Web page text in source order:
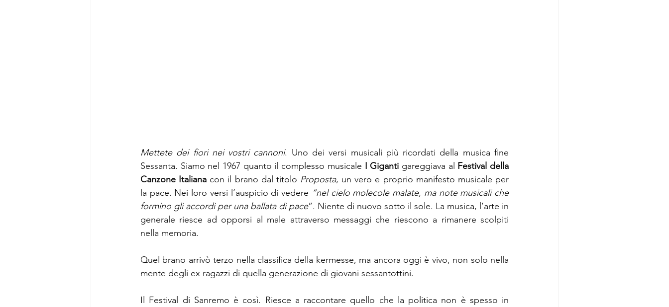
Mettete dei fiori nei vostri cannoni. Uno dei versi musicali più ricordati della musica fine
Sessanta. Siamo nel 1967 quanto il complesso musicale I Giganti gareggiava al Festival della
Canzone Italiana con il brano dal titolo Proposta, un vero e proprio manifesto musicale per
la pace. Nei loro versi l’auspicio di vedere “nel cielo molecole malate, ma note musicali che
formino gli accordi per una ballata di pace”. Niente di nuovo sotto il sole. La musica, l’arte in
generale riesce ad opporsi al male attraverso messaggi che riescono a rimanere scolpiti
nella memoria.
Quel brano arrivò terzo nella classifica della kermesse, ma ancora oggi è vivo, non solo nella
mente degli ex ragazzi di quella generazione di giovani sessantottini.
Il Festival di Sanremo è così. Riesce a raccontare quello che la politica non è spesso in